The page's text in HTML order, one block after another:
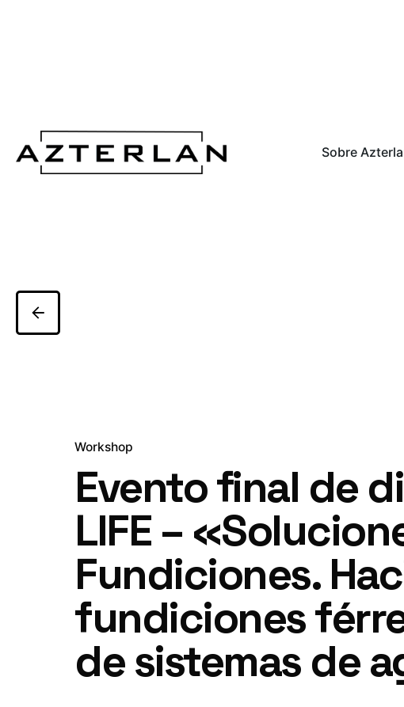
Sobre
Workshop
Evento final de
LIFE –
Fundiciones.
fundiciones
de sistemas de